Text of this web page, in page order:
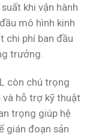
khi vận hành
mô hình kinh
chi phí ban đầu
trưởng.
còn chú trọng
và hỗ trợ kỹ thuật
trọng giúp hệ
gián đoạn sản